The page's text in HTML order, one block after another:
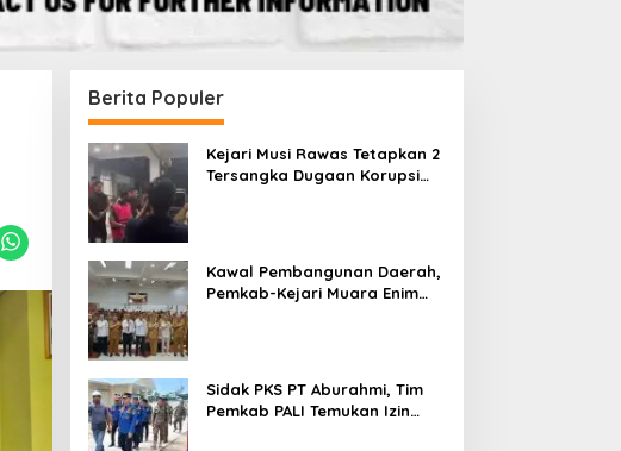
Berita Populer
Kejari Musi Rawas Tetapkan 2
Tersangka Dugaan Korupsi
Kawal Pembangunan Daerah,
Pemkab-Kejari Muara Enim
Sidak PKS PT Aburahmi, Tim
Pemkab PALI Temukan Izin